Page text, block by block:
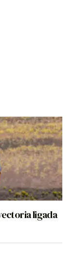
ligada